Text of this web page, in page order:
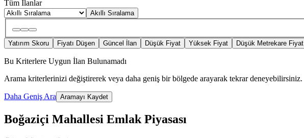
Tüm İlanlar
Akıllı Sıralama
Yatırım Skoru Fiyatı Düşen Güncel İlan Düşük Fiyat Yüksek Fiyat Düşük Metrekare Fiyat
Bu Kriterlere Uygun İlan Bulunamadı
Arama kriterlerinizi değiştirerek veya daha geniş bir bölgede arayarak tekrar deneyebilirsiniz.
Daha Geniş Ara Aramayı Kaydet
Boğaziçi Mahallesi Emlak Piyasası